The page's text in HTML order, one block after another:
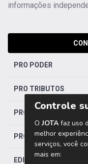
informações
PRO PODER
PRO TRIBUTOS
PRO TRABALHISTA
PRO SAÚDE
EDITORIAS